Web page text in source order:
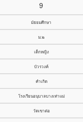
9
มัธยมศึกษา
ม.๒
เด็กหญิง
บัวรวงค์
คำเกิด
โรงเรียนอนุบาลบางเท่าแม่
วัดเขาต่อ